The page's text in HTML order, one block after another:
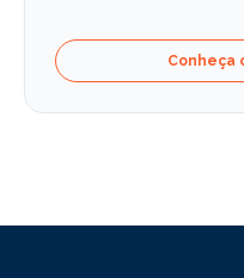
Conheça